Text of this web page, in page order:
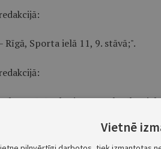
Sporta ielā 11, 9. stāvā;".
– Rīgā, Ukrainas neatkarības
Vietnē